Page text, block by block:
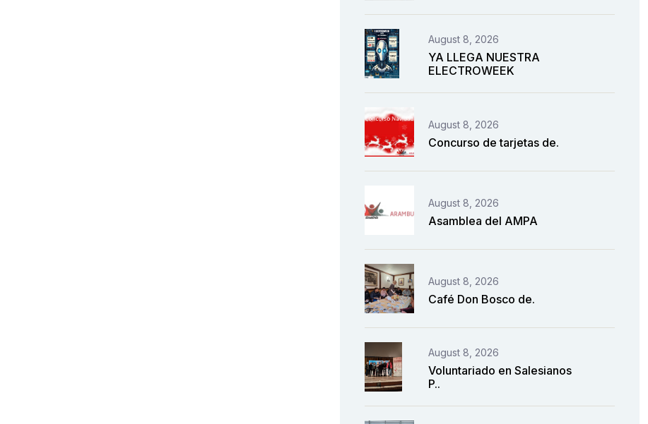
August 8, 2026
YA LLEGA NUESTRA
ELECTROWEEK
August 8, 2026
Concurso de tarjetas de.
August 8, 2026
Asamblea del AMPA
August 8, 2026
Café Don Bosco de.
August 8, 2026
Voluntariado en Salesianos
P..